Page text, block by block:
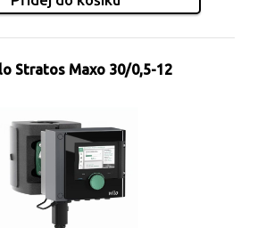
Stratos Maxo 30/0,5-12